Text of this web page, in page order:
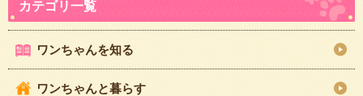
ワンちゃんを知る
ワンちゃんと暮らす